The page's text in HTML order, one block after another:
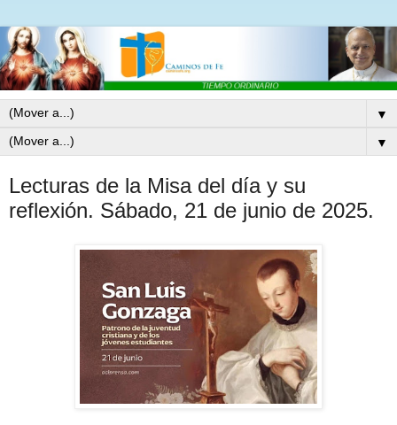
▼
▼
Lecturas de la Misa del día y su
reflexión. Sábado, 21 de junio de 2025.